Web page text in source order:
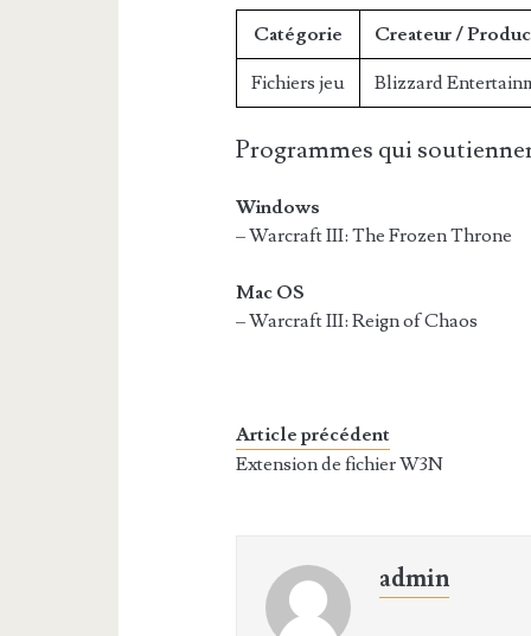
Catégorie Createur /
Fichiers jeu Blizzard
Programmes qui
Windows
– Warcraft III: The Frozen Throne
Mac OS
– Warcraft III: Reign of Chaos
Article précédent
Extension de fichier W3N
admin